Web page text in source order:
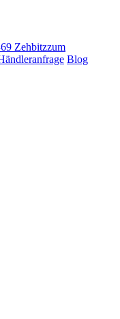
Zehbitzzum
Blog